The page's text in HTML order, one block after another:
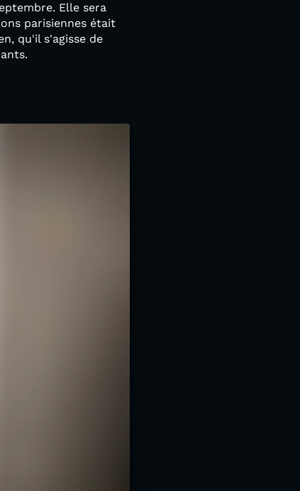
Elle sera
parisiennes était
qu'il s'agisse de